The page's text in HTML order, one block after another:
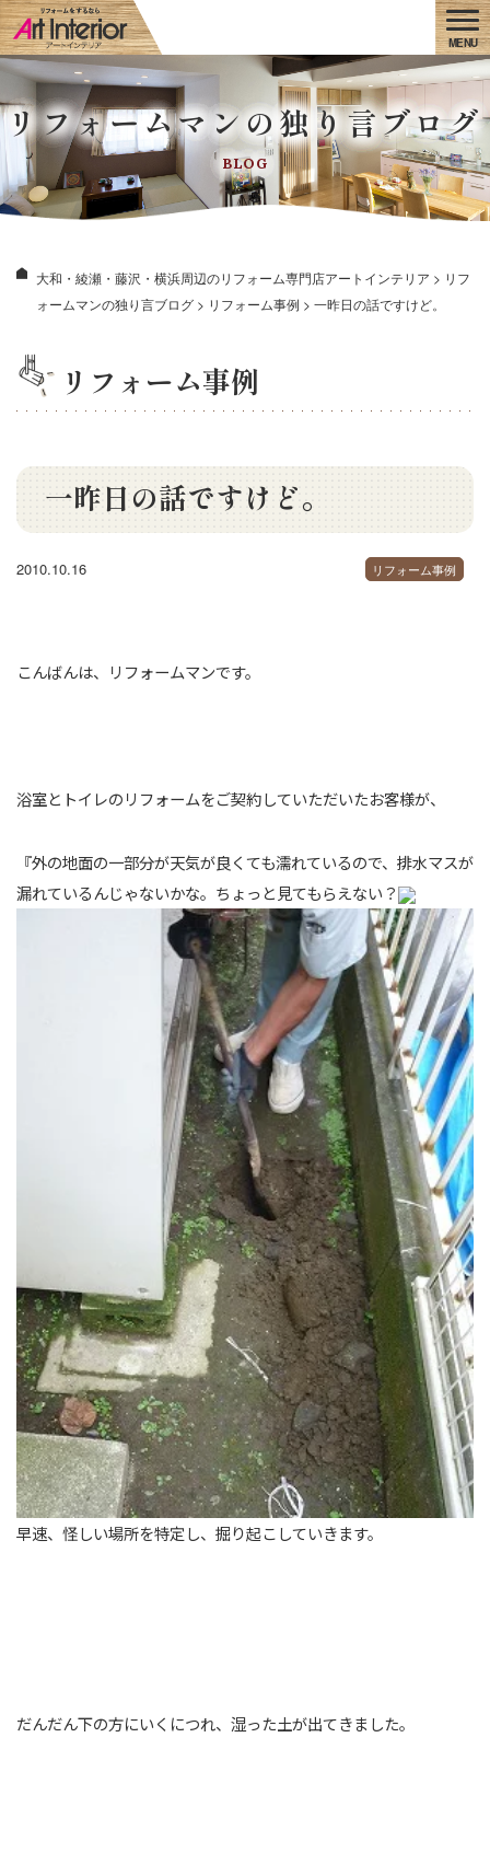
リフォームマンの独り言ブログ
BLOG
大和・綾瀬・藤沢・横浜周辺のリフォーム専門店アートインテリア > リフ
ォームマンの独り言ブログ > リフォーム事例 > 一昨日の話ですけど。
リフォーム事例
一昨日の話ですけど。
2010.10.16 リフォーム事例
こんばんは、リフォームマンです。
浴室とトイレのリフォームをご契約していただいたお客様が、
『外の地面の一部分が天気が良くても濡れているので、排水マスが
漏れているんじゃないかな。ちょっと見てもらえない？
早速、怪しい場所を特定し、掘り起こしていきます。
だんだん下の方にいくにつれ、湿った土が出てきました。